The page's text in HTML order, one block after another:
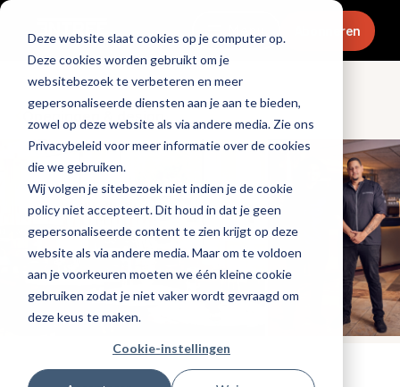
Deze website slaat cookies op je computer op.
Deze cookies worden gebruikt om je
websitebezoek te verbeteren en meer
gepersonaliseerde diensten aan je aan te bieden,
zowel op deze website als via andere media. Zie ons
Privacybeleid voor meer informatie over de cookies
die we gebruiken.
Wij volgen je sitebezoek niet indien je de cookie
policy niet accepteert. Dit houd in dat je geen
gepersonaliseerde content te zien krijgt op deze
website als via andere media. Maar om te voldoen
aan je voorkeuren moeten we één kleine cookie
gebruiken zodat je niet vaker wordt gevraagd om
deze keus te maken.
Cookie-instellingen
Menu Abonneren
Openingen & design
Tags:nieuwe-zaken